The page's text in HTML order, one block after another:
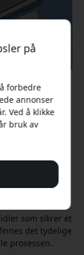
er hvordan
Den matte
slik
med sterkt lys.
som
som
er
som sikrer et
det tydelige
prosessen.
på
forbedre
annonser
Ved å klikke
bruk av